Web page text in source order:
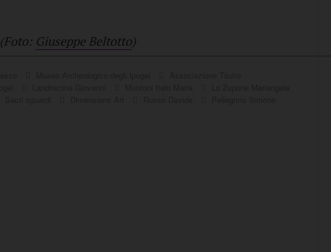
(Foto: Giuseppe Beltotto)